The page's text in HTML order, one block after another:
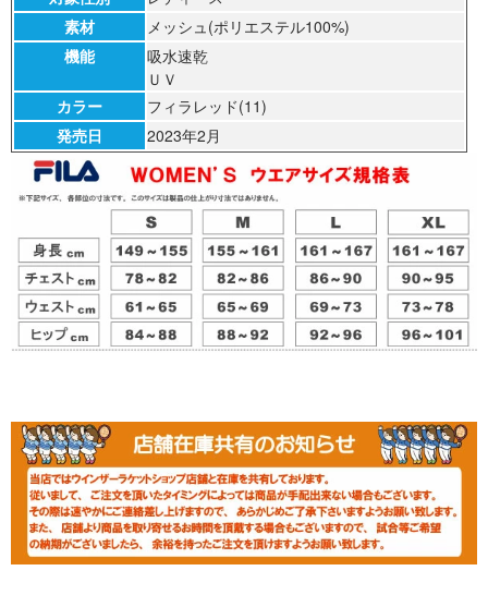
素材
メッシュ(ポリエステル100%)
機能
吸水速乾
ＵＶ
カラー
フィラレッド(11)
発売日
2023年2月